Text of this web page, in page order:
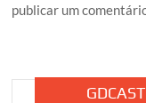
publicar um